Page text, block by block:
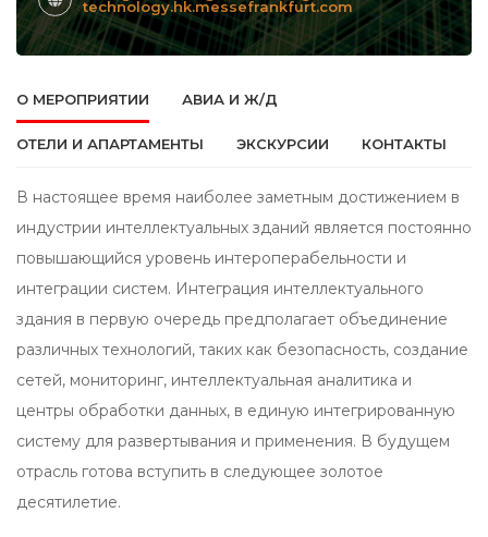
technology.hk.messefrankfurt.com
О МЕРОПРИЯТИИ АВИА И Ж/Д
ОТЕЛИ И АПАРТАМЕНТЫ ЭКСКУРСИИ КОНТАКТЫ
В настоящее время наиболее заметным достижением в
индустрии интеллектуальных зданий является постоянно
повышающийся уровень интероперабельности и
интеграции систем. Интеграция интеллектуального
здания в первую очередь предполагает объединение
различных технологий, таких как безопасность, создание
сетей, мониторинг, интеллектуальная аналитика и
центры обработки данных, в единую интегрированную
систему для развертывания и применения. В будущем
отрасль готова вступить в следующее золотое
десятилетие.